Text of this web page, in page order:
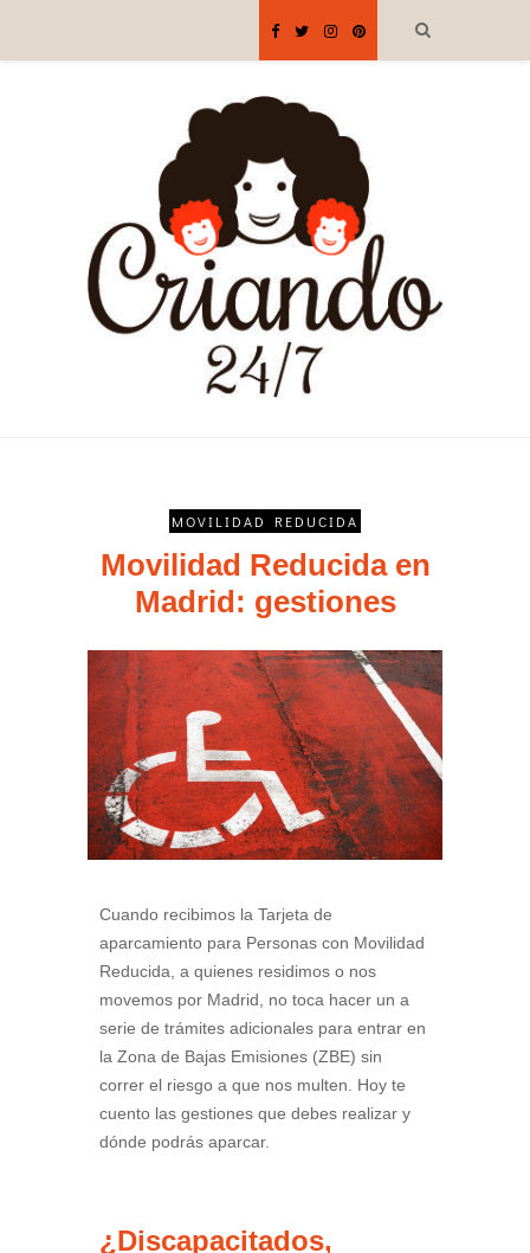
MOVILIDAD REDUCIDA
Movilidad Reducida en
Madrid: gestiones
Cuando recibimos la Tarjeta de
aparcamiento para Personas con Movilidad
Reducida, a quienes residimos o nos
movemos por Madrid, no toca hacer un a
serie de trámites adicionales para entrar en
la Zona de Bajas Emisiones (ZBE) sin
correr el riesgo a que nos multen. Hoy te
cuento las gestiones que debes realizar y
dónde podrás aparcar.
¿Discapacitados,